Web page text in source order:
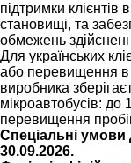
підтримки клієнтів
становищі, та
обмежень
Для українських
або перевищення в
виробника
мікроавтобусів: до
перевищення
Спеціальні умови
30.09.2026.